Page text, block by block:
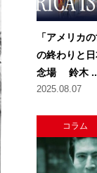
「アメリカの
の終わりと
念場 鈴木
2025.08.07
コラム